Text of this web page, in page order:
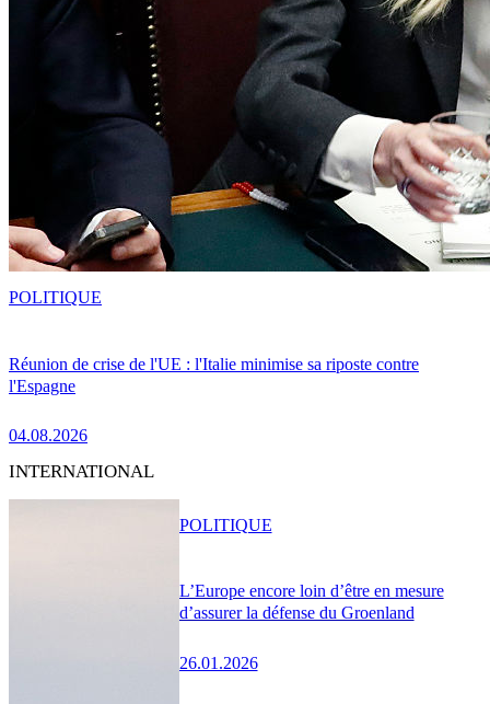
Réunion de crise de l'UE : l'Italie minimise sa riposte contre
l'Espagne
04.08.2026
POLITIQUE
INTERNATIONAL
L’Europe encore loin d’être en mesure
d’assurer la défense du Groenland
26.01.2026
POLITIQUE